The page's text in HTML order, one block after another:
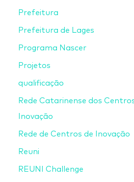
Prefeitura
Prefeitura de Lages
Programa Nascer
Projetos
qualificação
Rede Catarinense dos
Inovação
Rede de Centros de Inovação
Reuni
REUNI Challenge